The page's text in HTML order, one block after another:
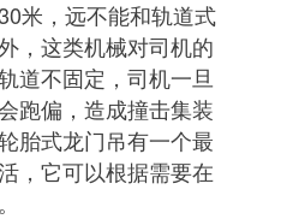
米，远不能和轨道式
，这类机械对司机的
道不固定，司机一旦
跑偏，造成撞击集装
胎式龙门吊有一个最
，它可以根据需要在